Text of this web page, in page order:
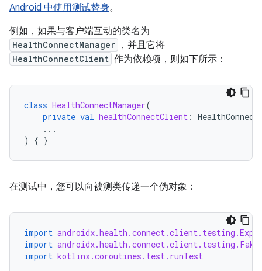
Android 中使用测试替身。
例如，如果与客户端互动的类名为
HealthConnectManager ，并且它将
HealthConnectClient 作为依赖项，则如下所示：
class HealthConnectManager(
private val healthConnectClient :
...
)
{ }
在测试中，您可以向被测类传递一个伪对象：
import
import
import kotlinx.coroutines.test.runTest